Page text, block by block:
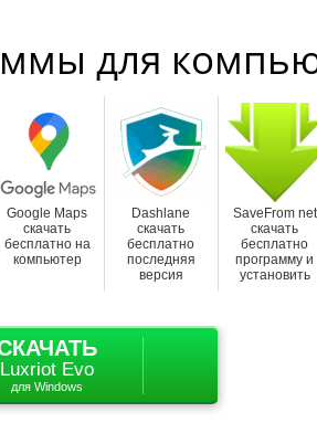
для
Google Maps
скачать
бесплатно на
компьютер
Dashlane
скачать
бесплатно
последняя
версия
SaveFrom net
скачать
бесплатно
программу и
установить
Luxriot Evo
для Windows